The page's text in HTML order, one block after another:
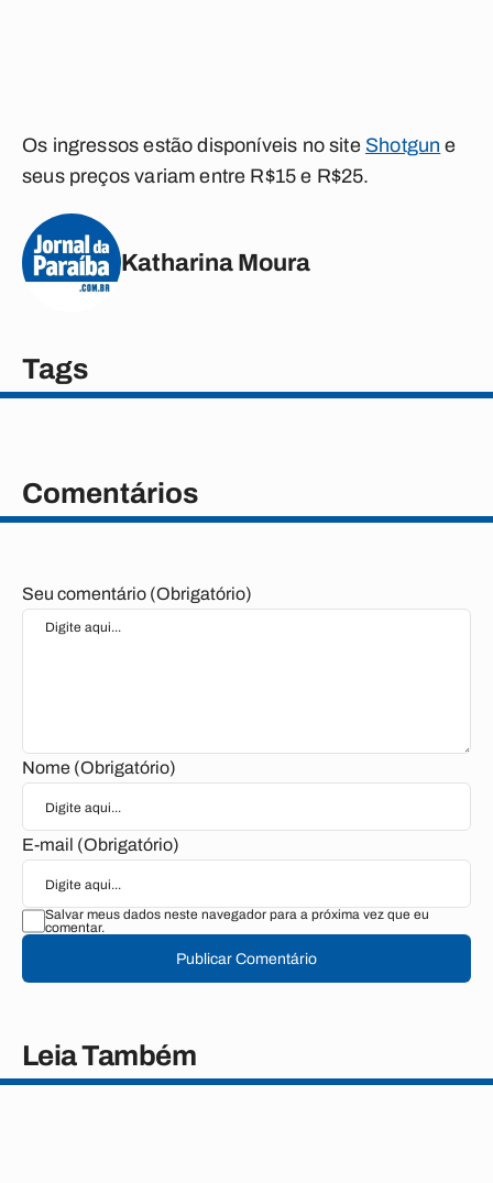
Os ingressos estão disponíveis no site Shotgun e
seus preços variam entre R$15 e R$25.
Katharina Moura
Tags
Comentários
Seu comentário (Obrigatório)
Nome (Obrigatório)
E-mail (Obrigatório)
Salvar meus dados neste navegador para a próxima vez que eu
comentar.
Publicar Comentário
Leia Também